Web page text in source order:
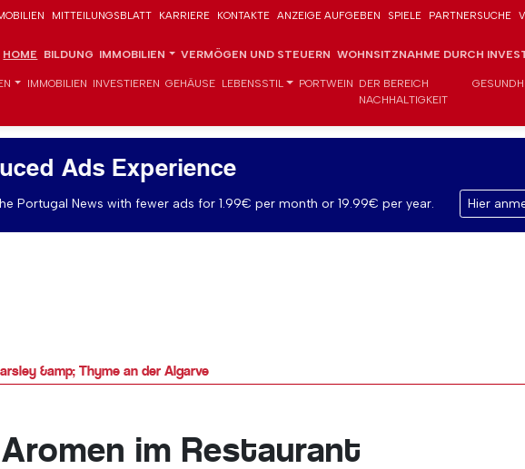
MITTEILUNGSBLATT KARRIERE KONTAKTE ANZEIGE AUFGEBEN SPIELE PARTNERSUCHE
HOME BILDUNG IMMOBILIEN VERMÖGEN UND STEUERN WOHNSITZNAHME DURCH
IMMOBILIEN INVESTIEREN GEHÄUSE LEBENSSTIL PORTWEIN DER BEREICH
NACHHALTIGKEIT
Ads Experience
Portugal News with fewer ads for 1.99€ per month or 19.99€ per year. Hier
&amp; Thyme an der Algarve
im Restaurant